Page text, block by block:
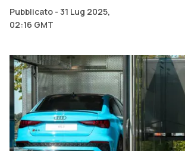
Pubblicato - 31 Lug 2025,
02:16 GMT